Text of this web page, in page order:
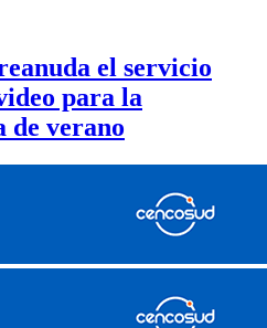
el servicio
para la
de verano